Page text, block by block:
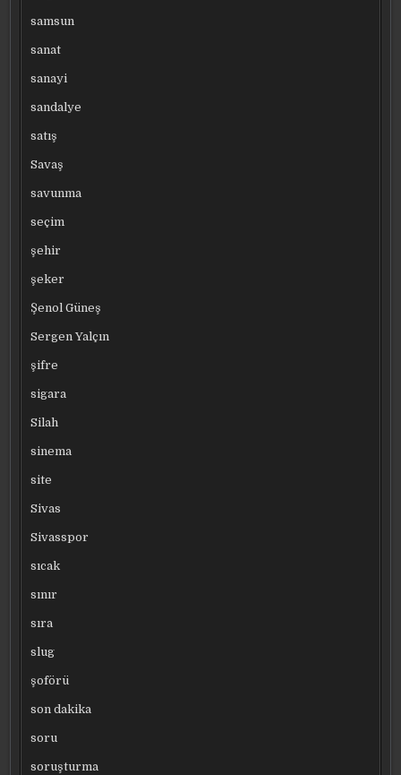
samsun
sanat
sanayi
sandalye
satış
Savaş
savunma
seçim
şehir
şeker
Şenol Güneş
Sergen Yalçın
şifre
sigara
Silah
sinema
site
Sivas
Sivasspor
sıcak
sınır
sıra
slug
şoförü
son dakika
soru
soruşturma